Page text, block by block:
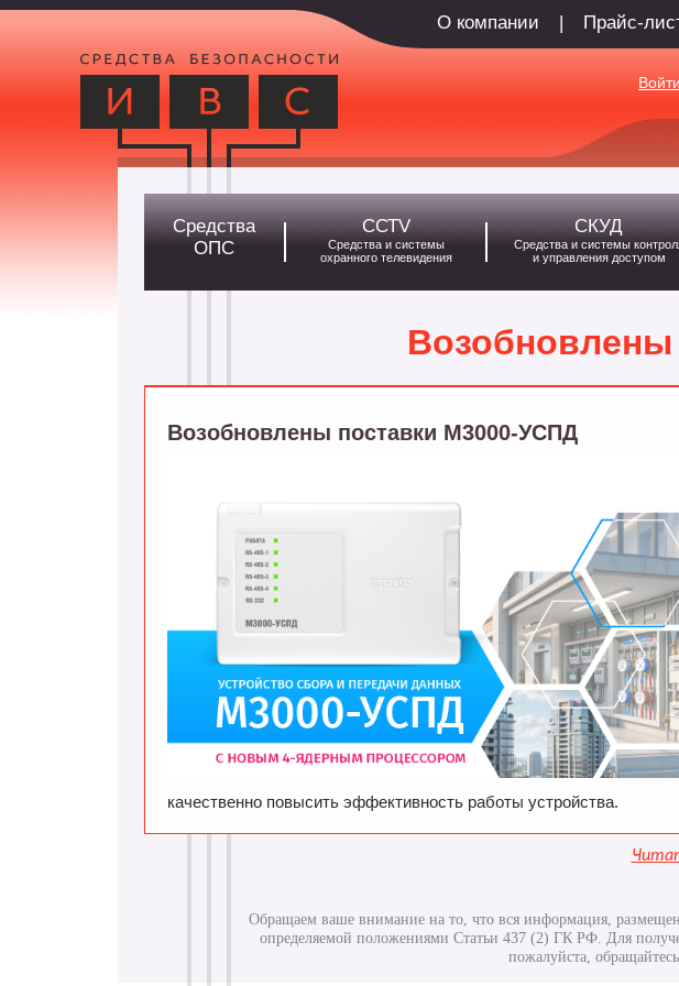
О компании | Прайс-
Войти
Средства
ОПС
ССТV
Средства и системы
охранного телевидения
СКУД
Средства и системы
и управления доступом
Возобновлены поставки М3000-УСПД
качественно повысить эффективность работы устройства.
Обращаем ваше внимание на то, что вся информация,
определяемой положениями Статьи 437 (2) ГК РФ. Для
пожалуйста,